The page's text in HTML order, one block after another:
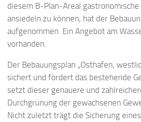
diesem B-Plan-Areal
ansiedeln zu können, hat der
aufgenommen. Ein Angebot am
vorhanden.
Der Bebauungsplan „Osthafen,
sichert und fördert das bestehende
setzt dieser genauere und
Durchgrünung der gewachsenen
Nicht zuletzt trägt die Sicherung